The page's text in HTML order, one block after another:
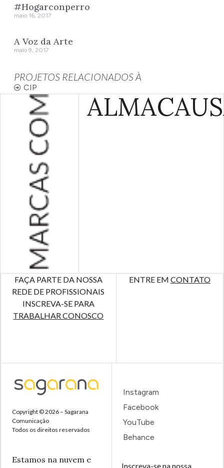
#Hogarconperro
maio 16, 2017
A Voz da Arte
maio 9, 2017
PROJETOS RELACIONADOS À
CIP
ALMA
FAÇA PARTE DA NOSSA
REDE DE PROFISSIONAIS
INSCREVA-SE PARA
TRABALHAR CONOSCO
ENTRE EM CONTATO
Copyright © 2026 – Sagarana
Comunicação
Todos os direitos reservados
Estamos na nuvem e
Instagram
Facebook
YouTube
Behance
Inscreva-se na nossa